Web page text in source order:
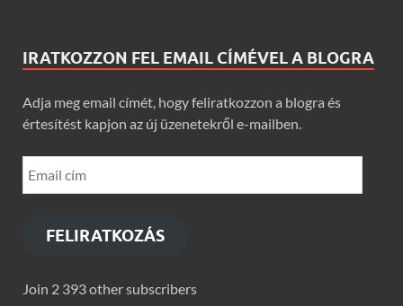
IRATKOZZON FEL EMAIL CÍMÉVEL A BLOGRA
Adja meg email címét, hogy feliratkozzon a blogra és
értesítést kapjon az új üzenetekről e-mailben.
FELIRATKOZÁS
Join 2 393 other subscribers